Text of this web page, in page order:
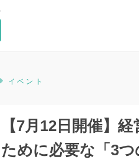
一歩先を照らすメ
イベント
【7月12日開催】
ために必要な「3